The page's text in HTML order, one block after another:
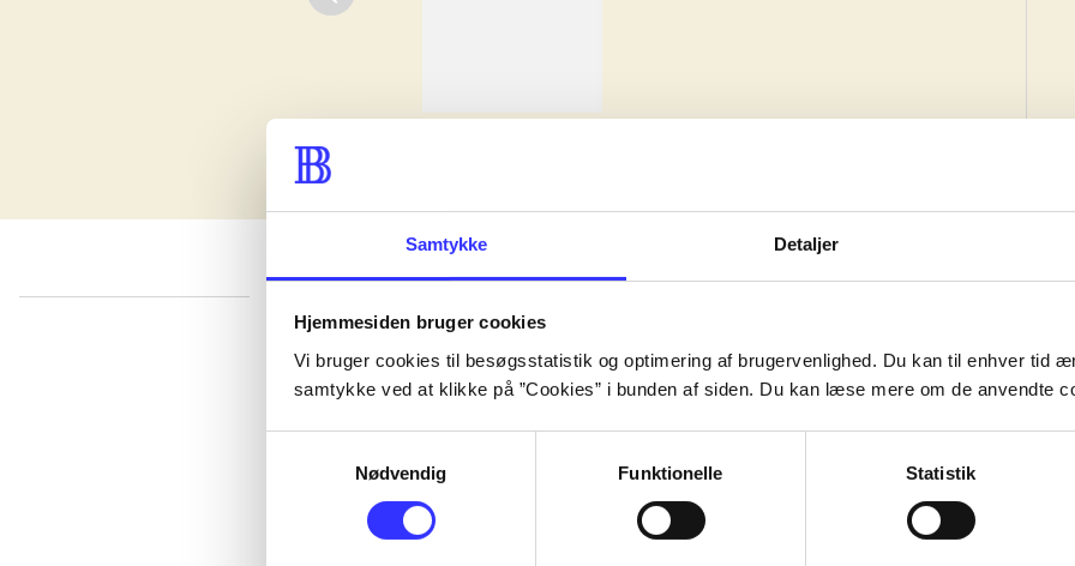
Samtykke Detaljer
Hjemmesiden bruger cookies
Vi bruger cookies til besøgsstatistik og optimering af brugervenlighed. Du kan til enhver tid
samtykke ved at klikke på ”Cookies” i bunden af siden. Du kan læse mere om de anvendte
Nødvendig
Funktionelle Statistik
lorem ipsum dolor sit amet ...
Works are grouped by the earliest registered edition, but the work may have been created earlier.